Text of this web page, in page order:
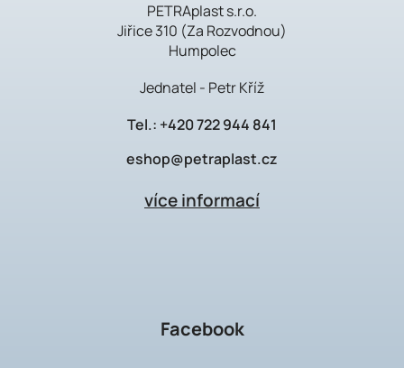
PETRAplast s.r.o.
Jiřice 310 (Za Rozvodnou)
Humpolec
Jednatel - Petr Kříž
Tel.: +420 722 944 841
eshop@petraplast.cz
více informací
Facebook